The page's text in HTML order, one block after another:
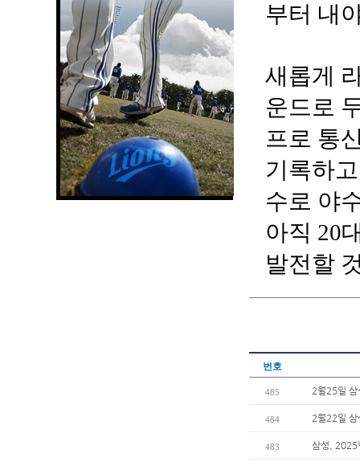
부터 내
새롭게
운드로
프로 통
기록하
수로 야
아직 20
발전할
번호
485 2월25일 삼
484 2월22일 삼
483 삼성, 2025